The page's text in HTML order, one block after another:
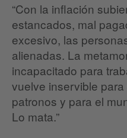
“Con la inflación
estancados, mal
excesivo, las
alienadas. La
incapacitado para
vuelve inservible
patronos y para el
Lo mata.”